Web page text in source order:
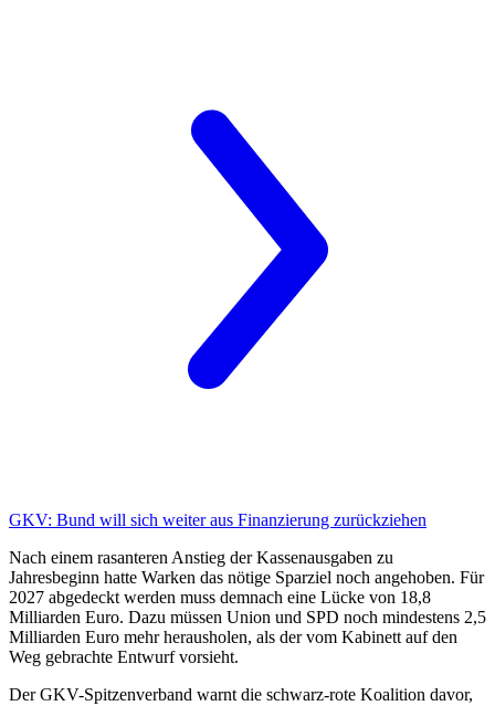
GKV: Bund will sich weiter aus Finanzierung zurückziehen
Nach einem rasanteren Anstieg der Kassenausgaben zu
Jahresbeginn hatte Warken das nötige Sparziel noch angehoben. Für
2027 abgedeckt werden muss demnach eine Lücke von 18,8
Milliarden Euro. Dazu müssen Union und SPD noch mindestens 2,5
Milliarden Euro mehr herausholen, als der vom Kabinett auf den
Weg gebrachte Entwurf vorsieht.
Der GKV-Spitzenverband warnt die schwarz-rote Koalition davor,